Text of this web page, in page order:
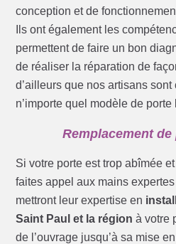
conception et de
Ils ont également les
permettent de faire un bon
de réaliser la réparation de
d’ailleurs que nos artisans
n’importe quel modèle de porte
Remplacement
Si votre porte est trop abîmée
faites appel aux mains
mettront leur expertise en
Saint Paul et la région à votre
de l’ouvrage jusqu’à sa mise